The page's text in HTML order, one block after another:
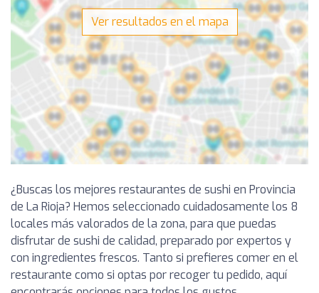
Ver resultados en el mapa
¿Buscas los mejores restaurantes de sushi en Provincia
de La Rioja? Hemos seleccionado cuidadosamente los 8
locales más valorados de la zona, para que puedas
disfrutar de sushi de calidad, preparado por expertos y
con ingredientes frescos. Tanto si prefieres comer en el
restaurante como si optas por recoger tu pedido, aquí